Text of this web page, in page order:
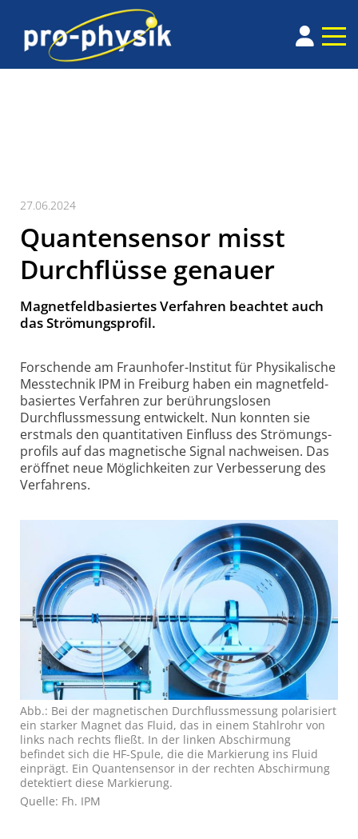
27.06.2024
Quantensensor misst
Durchflüsse genauer
Magnetfeldbasiertes Verfahren beachtet auch
das Strömungsprofil.
Forschende am Fraunhofer-Institut für Physikalische
Messtechnik IPM in Freiburg haben ein magnetfeld­
basiertes Verfahren zur berührungslosen
Durchfluss­messung entwickelt. Nun konnten sie
erstmals den quantitativen Einfluss des Strömungs­
profils auf das magnetische Signal nachweisen. Das
eröffnet neue Mög­lichkeiten zur Verbesserung des
Verfahrens.
Abb.: Bei der magnetischen Durchflussmessung polarisiert
ein starker Magnet das Fluid, das in einem Stahlrohr von
links nach rechts fließt. In der linken Abschirmung
befindet sich die HF-Spule, die die Markierung ins Fluid
einprägt. Ein Quantensensor in der rechten Abschirmung
detektiert diese Markierung.
Quelle: Fh. IPM